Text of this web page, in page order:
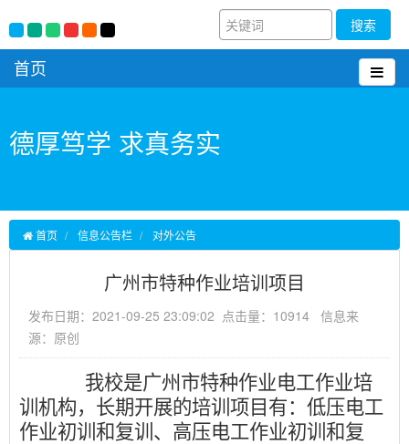
搜索
首页
德厚笃学 求真务实
首页 信息公告栏 对外公告
广州市特种作业培训项目
发布日期：2021-09-25 23:09:02 点击量：10914 信息来
源：原创
我校是广州市特种作业电工作业培
训机构，长期开展的培训项目有：低压电工
作业初训和复训、高压电工作业初训和复